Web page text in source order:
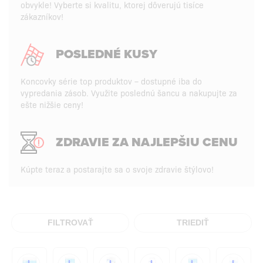
obvykle! Vyberte si kvalitu, ktorej dôverujú tisíce
zákazníkov!
POSLEDNÉ KUSY
Koncovky série top produktov – dostupné iba do
vypredania zásob. Využite poslednú šancu a nakupujte za
ešte nižšie ceny!
ZDRAVIE ZA NAJLEPŠIU CENU
Kúpte teraz a postarajte sa o svoje zdravie štýlovo!
FILTROVAŤ TRIEDIŤ